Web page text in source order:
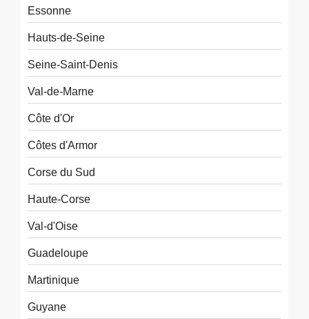
Essonne
Hauts-de-Seine
Seine-Saint-Denis
Val-de-Marne
Côte d'Or
Côtes d'Armor
Corse du Sud
Haute-Corse
Val-d'Oise
Guadeloupe
Martinique
Guyane